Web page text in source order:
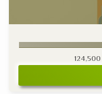
124,500